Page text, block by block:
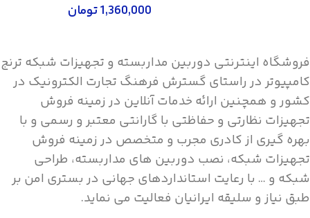
1,360,000تومان
فروشگاه اینترنتی دوربین مداربسته و تجهیزات شبکه ترنج
کامپیوتر در راستای گسترش فرهنگ تجارت الکترونیک در
کشور و همچنین ارائه خدمات آنلاین در زمینه فروش
تجهیزات نظارتی و حفاظتی با گارانتی معتبر و رسمی و با
بهره گیری از کادری مجرب و متخصص در زمینه فروش
تجهیزات شبکه، نصب دوربین های مداربسته، طراحی
شبکه و … با رعایت استانداردهای جهانی در بستری امن بر
طبق نیاز و سلیقه ایرانیان فعالیت می نماید.